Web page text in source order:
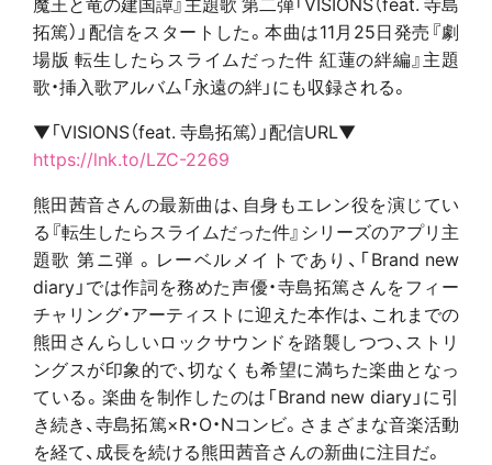
拓篤）」配信をスタートした。本曲は11月25日発売『劇
場版 転生したらスライムだった件 紅蓮の絆編』主題
歌・挿入歌アルバム「永遠の絆」にも収録される。
▼「VISIONS（feat. 寺島拓篤）」配信URL▼
https://lnk.to/LZC-2269
熊田茜音さんの最新曲は、自身もエレン役を演じてい
る『転生したらスライムだった件』シリーズのアプリ主
題歌 第ニ弾 。レーベルメイトであり、「Brand new
diary」では作詞を務めた声優・寺島拓篤さんをフィー
チャリング・アーティストに迎えた本作は、これまでの
熊田さんらしいロックサウンドを踏襲しつつ、ストリ
ングスが印象的で、切なくも希望に満ちた楽曲となっ
ている。楽曲を制作したのは「Brand new diary」に引
き続き、寺島拓篤×R・O・Nコンビ。さまざまな音楽活動
を経て、成長を続ける熊田茜音さんの新曲に注目だ。